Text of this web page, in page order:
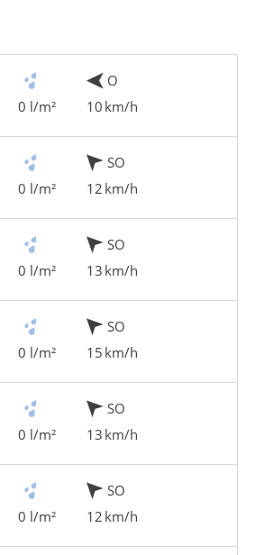
0 l/m²
O
10 km/h
0 l/m²
SO
12 km/h
0 l/m²
SO
13 km/h
0 l/m²
SO
15 km/h
0 l/m²
SO
13 km/h
0 l/m²
SO
12 km/h